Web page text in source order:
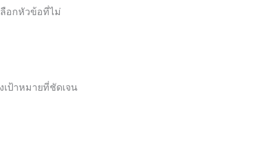
ลือกหัวข้อที่ไม่
เป้าหมายที่ชัดเจน